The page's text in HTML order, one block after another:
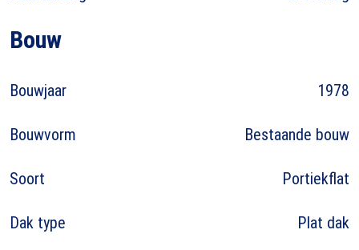
Bouw
Bouwjaar 1978
Bouwvorm Bestaande bouw
Soort Portiekflat
Dak type Plat dak